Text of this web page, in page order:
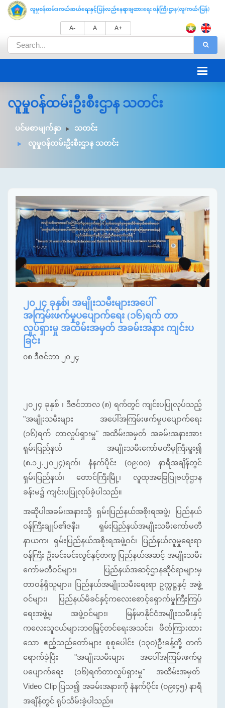
A- A A+
လူမှုဝန်ထမ်းဦးစီးဌာန သတင်း
ပင်မစာမျက်နှာ
သတင်း
လူမှုဝန်ထမ်းဦးစီးဌာန သတင်း
၂၀၂၄ ခုနှစ်၊ အမျိုးသမီးများအပေါ်
အကြမ်းဖက်မှုပပျောက်ရေး (၁၆)ရက် တာ
လှုပ်ရှားမှု အထိမ်းအမှတ် အခမ်းအနား ကျင်းပ
ခြင်း
၀၈ ဒီဇင်ဘာ ၂၀၂၄
၂၀၂၄ ခုနှစ် ၊ ဒီဇင်ဘာလ (၈) ရက်တွင် ကျင်းပပြုလုပ်သည့်
"အမျိုးသမီးများ အပေါ်အကြမ်းဖက်မှုပပျောက်ရေး
(၁၆)ရက် တာလှုပ်ရှားမှု" အထိမ်းအမှတ် အခမ်းအနားအား
ရှမ်းပြည်နယ် အမျိုးသမီးကော်မတီမှကြီးမှူး၍
(၈.၁၂.၂၀၂၄)ရက်၊ နံနက်ပိုင်း (၀၉:၀၀) နာရီအချိန်တွင်
ရှမ်းပြည်နယ်၊ တောင်ကြီးမြို့၊ လူထုအခြေပြုဗဟိုဌာန
ခန်းမ၌ ကျင်းပပြုလုပ်ခဲ့ပါသည်။
အဆိုပါအခမ်းအနားသို့ ရှမ်းပြည်နယ်အစိုးရအဖွဲ့၊ ပြည်နယ်
ဝန်ကြီးချုပ်၏ဇနီး၊ ရှမ်းပြည်နယ်အမျိုးသမီးကော်မတီ
နာယက၊ ရှမ်းပြည်နယ်အစိုးရအဖွဲ့ဝင်၊ ပြည်နယ်လူမှုရေးရာ
ဝန်ကြီး ဦးမင်းမင်းလွင်နှင့်တကွ ပြည်နယ်အဆင့် အမျိုးသမီး
ကော်မတီဝင်များ၊ ပြည်နယ်အဆင့်ဌာနဆိုင်ရာများမှ
တာဝန်ရှိသူများ၊ ပြည်နယ်အမျိုးသမီးရေးရာ ဥက္ကဋ္ဌနှင့် အဖွဲ့
ဝင်များ၊ ပြည်နယ်မိခင်နှင့်ကလေးစောင့်ရှောက်မှုကြီးကြပ်
ရေးအဖွဲ့မှ အဖွဲ့ဝင်များ၊ မြန်မာနိုင်ငံအမျိုးသမီးနှင့်
ကလေးသူငယ်များဘဝမြှင့်တင်ရေးအသင်း၊ ဖိတ်ကြားထား
သော ဧည့်သည်တော်များ စုစုပေါင်း (၁၃၀)ဦးခန့်တို့ တက်
ရောက်ခဲ့ပြီး "အမျိုးသမီးများ အပေါ်အကြမ်းဖက်မှု
ပပျောက်ရေး (၁၆)ရက်တာလှုပ်ရှားမှု" အထိမ်းအမှတ်
Video Clip ပြသ၍ အခမ်းအနားကို နံနက်ပိုင်း (၀၉း၄၅) နာရီ
အချိန်တွင် ရုပ်သိမ်းခဲ့ပါသည်။